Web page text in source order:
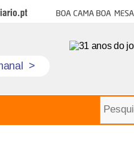
Boa cama boa mesa
>